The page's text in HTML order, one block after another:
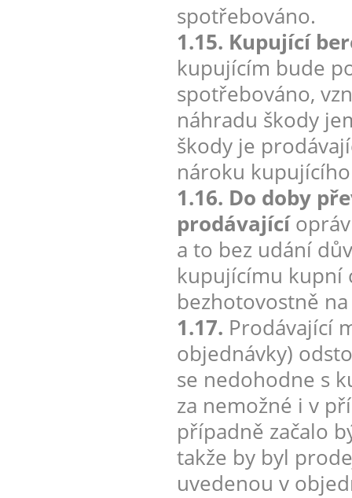
spotřebováno.
1.15. Kupující
kupujícím bude
spotřebováno,
náhradu škody
škody je
nároku
1.16. Do doby
prodávající
a to bez udání
kupujícímu kupní
bezhotovostně
1.17. Prodávající
objednávky)
se nedohodne s
za nemožné i v
případně začalo
takže by byl
uvedenou v